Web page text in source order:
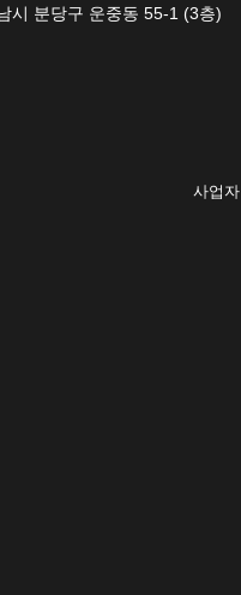
시 분당구 운중동 55-1 (3층)
사업